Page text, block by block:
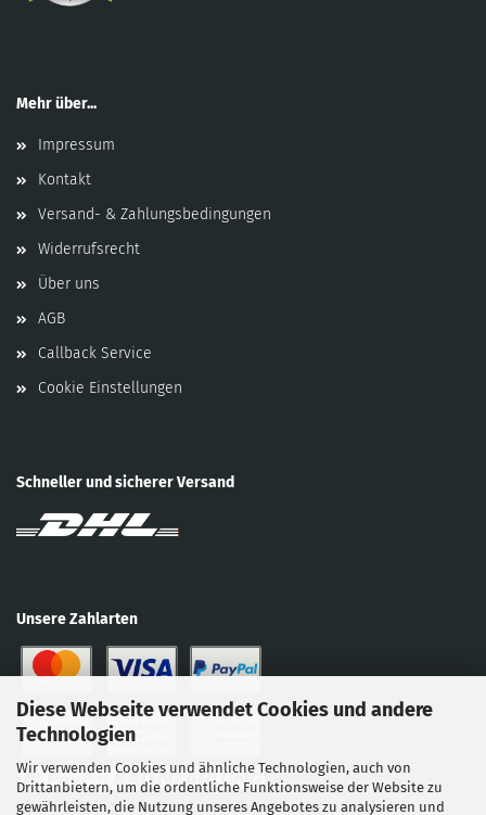
Diese Webseite verwendet Cookies und andere
Technologien
Wir verwenden Cookies und ähnliche Technologien, auch von
Drittanbietern, um die ordentliche Funktionsweise der Website zu
gewährleisten, die Nutzung unseres Angebotes zu analysieren und
Mehr über...
Impressum
Kontakt
Versand- & Zahlungsbedingungen
Widerrufsrecht
Über uns
AGB
Callback Service
Cookie Einstellungen
Schneller und sicherer Versand
Unsere Zahlarten